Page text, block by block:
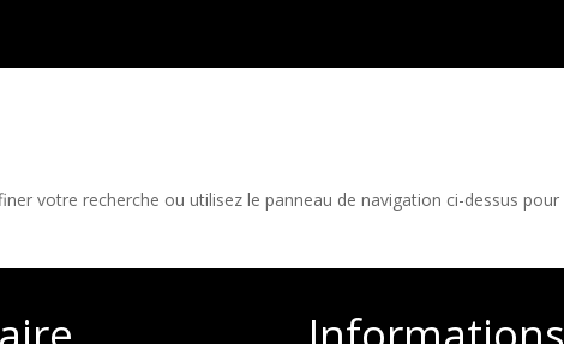
votre recherche ou utilisez le panneau de navigation ci-dessus pour